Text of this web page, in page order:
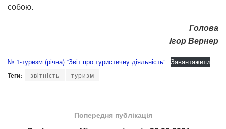
собою.
Голова
Ігор Вернер
№ 1-туризм (річна) “Звіт про туристичну діяльність” Завантажити
Теги: звітність туризм
Попередня публікація